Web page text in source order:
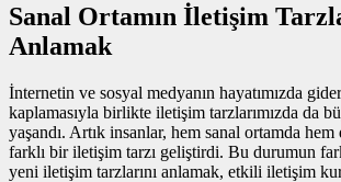
Sanal Ortamın İletişim
Anlamak
İnternetin ve sosyal medyanın hayatımızda
kaplamasıyla birlikte iletişim tarzlarımızda da
yaşandı. Artık insanlar, hem sanal ortamda hem
farklı bir iletişim tarzı geliştirdi. Bu durumun
yeni iletişim tarzlarını anlamak, etkili iletişim